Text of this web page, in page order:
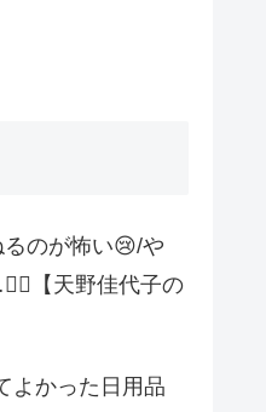
るのが怖い😢/や
【天野佳代子の
よかった日用品